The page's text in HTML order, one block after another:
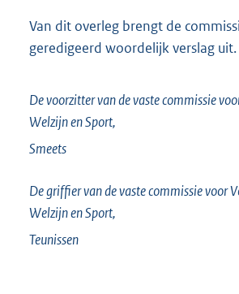
Van dit overleg brengt de
geredigeerd woordelijk verslag uit.
De voorzitter van de vaste commissie
Welzijn en Sport,
Smeets
De griffier van de vaste commissie voor
Welzijn en Sport,
Teunissen